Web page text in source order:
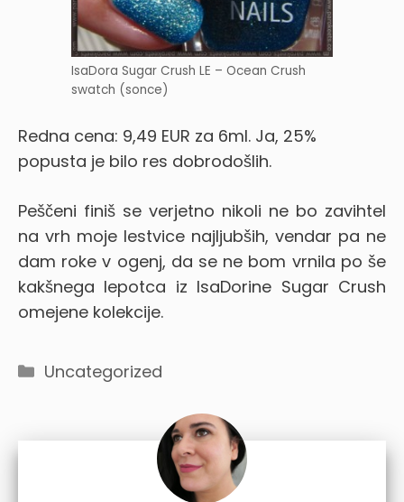
IsaDora Sugar Crush LE – Ocean Crush
swatch (sonce)
Redna cena: 9,49 EUR za 6ml. Ja, 25%
popusta je bilo res dobrodošlih.
Peščeni finiš se verjetno nikoli ne bo zavihtel
na vrh moje lestvice najljubših, vendar pa ne
dam roke v ogenj, da se ne bom vrnila po še
kakšnega lepotca iz IsaDorine Sugar Crush
omejene kolekcije.
Categories
Uncategorized